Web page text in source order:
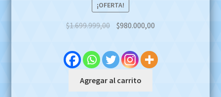
¡OFERTA!
$1.699.999,00
Original
was:
$1.699.999,00.
$980.000,00Current
$980.000,00.
Agregar al carrito